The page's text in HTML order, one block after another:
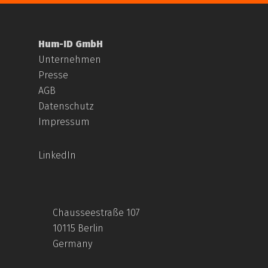
Hum-ID GmbH
Unternehmen
Presse
AGB
Datenschutz
Impressum
LinkedIn
Chausseestraße 107
10115 Berlin
Germany